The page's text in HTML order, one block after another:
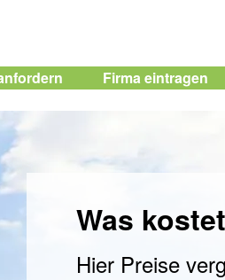
Firmaeintragen
Was
Hier Preise